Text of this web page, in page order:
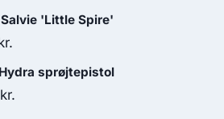
'Little Spire'
sprøjtepistol
kr.